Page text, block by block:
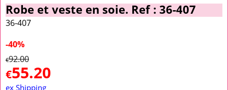
Robe et veste en soie. Ref : 36-407
36-407
-40%
€92.00
€55.20
ex Shipping